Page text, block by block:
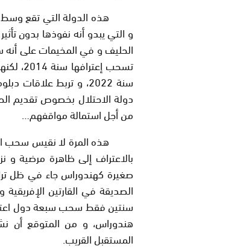
هذه الدولة التي تقع وسط
الحليف و في المخيمات على أنه
تسحب
سنة 2022، و تربط
دولة الاحتلال بخصوص تقديم
من أجل استمالة مواقفهم…
هذه المرة لا نقيس سحب
بالاعتراف إلى ظاهرة مرضية
صغيرة كهندوراس جاء في ظل
الصديقة في القارتين
سنتين فقط سحب سبعة دول
هندوراس، و من المتوقع أن
المستقبل القريب.